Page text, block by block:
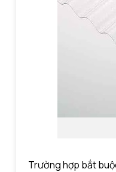
Trường hợp bắt